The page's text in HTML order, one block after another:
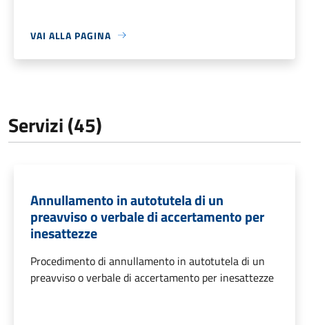
VAI ALLA PAGINA
Servizi (45)
Annullamento in autotutela di un
preavviso o verbale di accertamento per
inesattezze
Procedimento di annullamento in autotutela di un
preavviso o verbale di accertamento per inesattezze